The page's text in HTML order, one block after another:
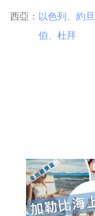
西亞： 以色列 約旦
伯
杜拜